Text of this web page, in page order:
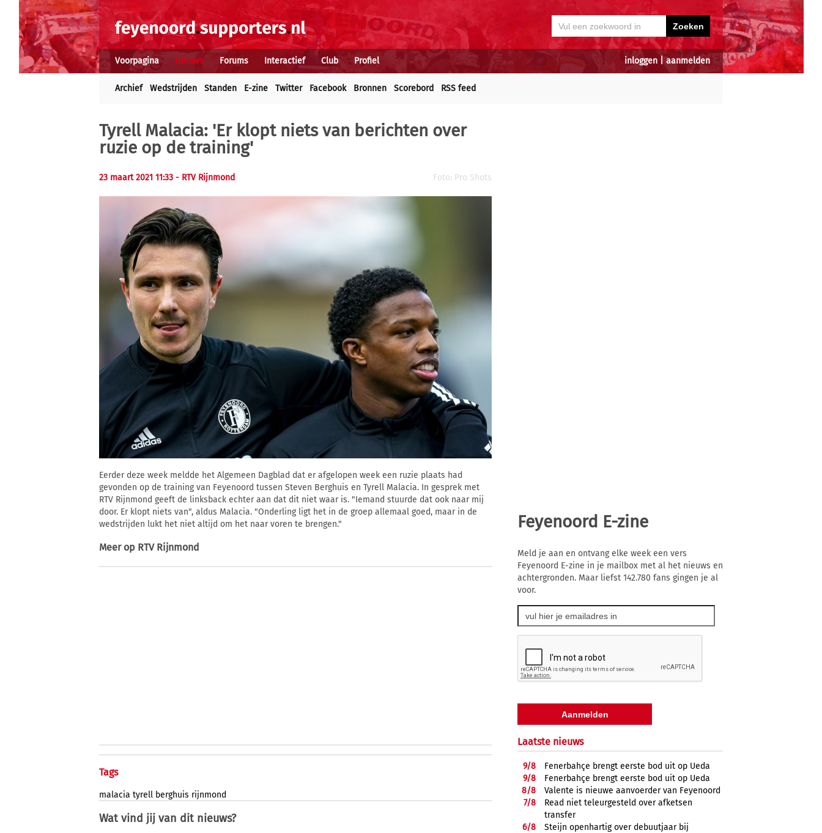
inloggen aanmelden
Voorpagina Nieuws Forums Interactief Club Profiel
Archief Wedstrijden Standen E-zine Twitter Facebook Bronnen Scorebord RSS feed
Tyrell Malacia: 'Er klopt niets van berichten over
ruzie op de training'
23 maart 2021 11:33 - RTV Rijnmond Foto: Pro Shots
Eerder deze week meldde het Algemeen Dagblad dat er afgelopen week een ruzie plaats had
gevonden op de training van Feyenoord tussen Steven Berghuis en Tyrell Malacia. In gesprek met
RTV Rijnmond geeft de linksback echter aan dat dit niet waar is. "Iemand stuurde dat ook naar mij
door. Er klopt niets van", aldus Malacia. "Onderling ligt het in de groep allemaal goed, maar in de
wedstrijden lukt het niet altijd om het naar voren te brengen."
Meer op RTV Rijnmond
Tags
malacia tyrell berghuis rijnmond
Wat vind jij van dit nieuws?
Feyenoord E-zine
Meld je aan en ontvang elke week een vers
Feyenoord E-zine in je mailbox met al het nieuws en
achtergronden. Maar liefst 142.780 fans gingen je al
voor.
Laatste nieuws
9/8
Fenerbahçe brengt eerste bod uit op Ueda
9/8
Fenerbahçe brengt eerste bod uit op Ueda
8/8
Valente is nieuwe aanvoerder van Feyenoord
7/8
Read niet teleurgesteld over afketsen
transfer
6/8
Steijn openhartig over debuutjaar bij